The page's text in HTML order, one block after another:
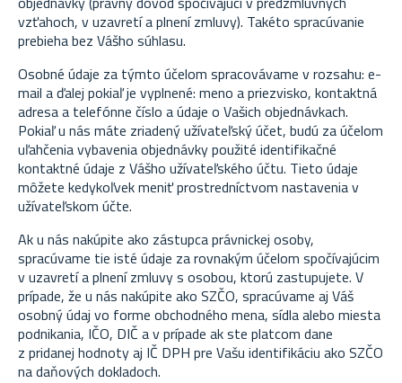
vzťahoch, v uzavretí a plnení zmluvy). Takéto spracúvanie
prebieha bez Vášho súhlasu.
Osobné údaje za týmto účelom spracovávame v rozsahu: e-
mail a ďalej pokiaľ je vyplnené: meno a priezvisko, kontaktná
adresa a telefónne číslo a údaje o Vašich objednávkach.
Pokiaľ u nás máte zriadený užívateľský účet, budú za účelom
uľahčenia vybavenia objednávky použité identifikačné
kontaktné údaje z Vášho užívateľského účtu. Tieto údaje
môžete kedykoľvek meniť prostredníctvom nastavenia v
užívateľskom účte.
Ak u nás nakúpite ako zástupca právnickej osoby,
spracúvame tie isté údaje za rovnakým účelom spočívajúcim
v uzavretí a plnení zmluvy s osobou, ktorú zastupujete. V
prípade, že u nás nakúpite ako SZČO, spracúvame aj Váš
osobný údaj vo forme obchodného mena, sídla alebo miesta
podnikania, IČO, DIČ a v prípade ak ste platcom dane
z pridanej hodnoty aj IČ DPH pre Vašu identifikáciu ako SZČO
na daňových dokladoch.